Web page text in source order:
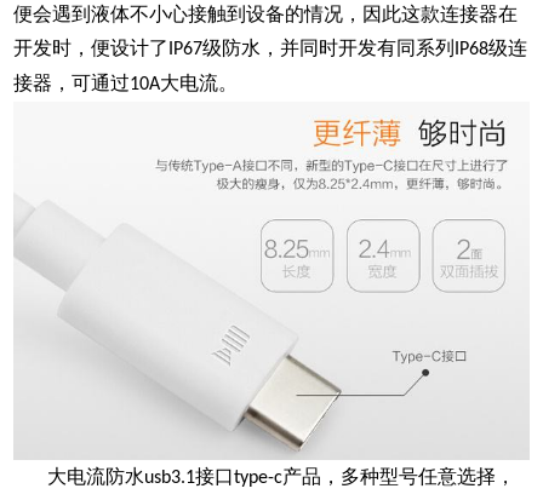
便会遇到液体不小心接触到设备的情况，因此这款连接器在
开发时，便设计了 IP67级防水，并同时开发有同系列 IP68级连
接器，可通过10A大电流。
大电流防水usb3.1接口type-c产品，多种型号任意选择，